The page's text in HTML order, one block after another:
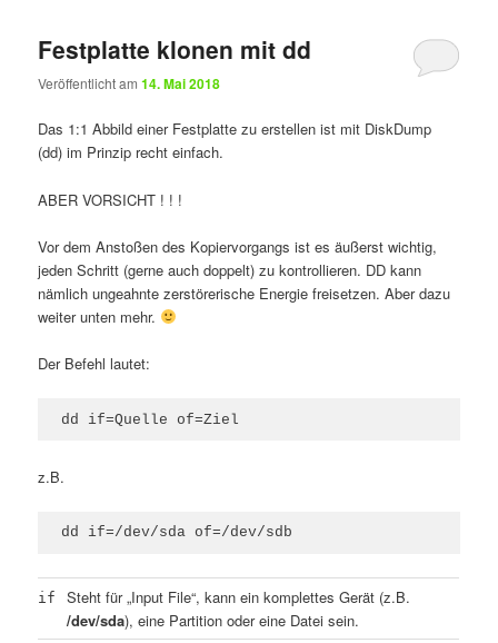
Festplatte klonen mit dd
Veröffentlicht am14. Mai 2018
Das 1:1 Abbild einer Festplatte zu erstellen ist mit DiskDump
(dd) im Prinzip recht einfach.
ABER VORSICHT ! ! !
Vor dem Anstoßen des Kopiervorgangs ist es äußerst wichtig,
jeden Schritt (gerne auch doppelt) zu kontrollieren. DD kann
nämlich ungeahnte zerstörerische Energie freisetzen. Aber dazu
weiter unten mehr.
Der Befehl lautet:
dd if=Quelle of=Ziel
z.B.
dd if=/dev/sda of=/dev/sdb
if
Steht für „Input File“, kann ein komplettes Gerät (z.B.
/dev/sda), eine Partition oder eine Datei sein.